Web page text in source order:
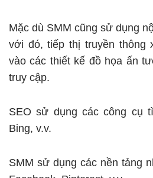
Mặc dù SMM cũng sử dụng
với đó, tiếp thị truyền thông
vào các thiết kế đồ họa ấn
truy cập.
SEO sử dụng các công cụ
Bing, v.v.
SMM sử dụng các nền tảng